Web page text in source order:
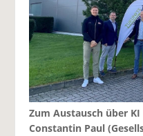
Zum Austausch über
Constantin Paul